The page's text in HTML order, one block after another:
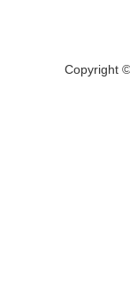
Copyright